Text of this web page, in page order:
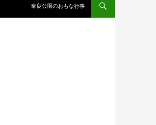
奈良公園のおもな行事